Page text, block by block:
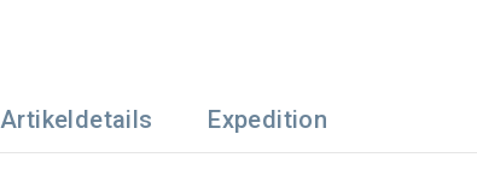
Artikeldetails Expedition